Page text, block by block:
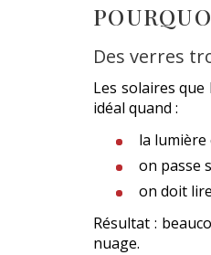
Des verres
Les solaires
idéal quand :
la
on passe
on doit
Résultat :
nuage.